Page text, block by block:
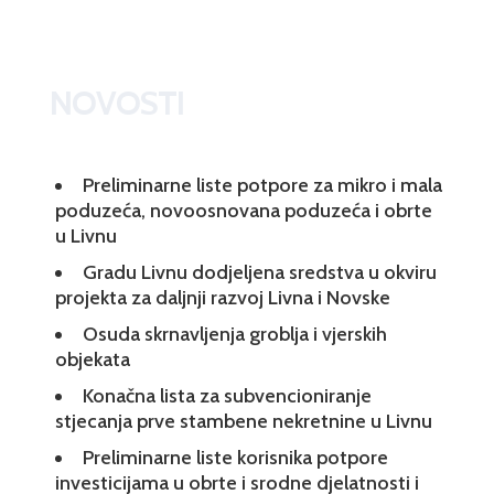
Preliminarne liste potpore za mikro i mala
poduzeća, novoosnovana poduzeća i obrte
u Livnu
Gradu Livnu dodjeljena sredstva u okviru
projekta za daljnji razvoj Livna i Novske
Osuda skrnavljenja groblja i vjerskih
objekata
Konačna lista za subvencioniranje
stjecanja prve stambene nekretnine u Livnu
Preliminarne liste korisnika potpore
investicijama u obrte i srodne djelatnosti i